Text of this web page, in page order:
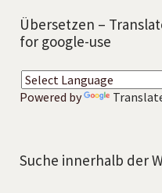
Übersetzen –
for google-use
Powered by
Suche innerhalb der